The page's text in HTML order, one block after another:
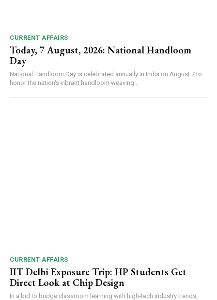
CURRENT AFFAIRS
Today, 7 August, 2026: National Handloom
Day
National Handloom Day is celebrated annually in India on August 7 to
honor the nation's vibrant handloom weaving...
CURRENT AFFAIRS
IIT Delhi Exposure Trip: HP Students Get
Direct Look at Chip Design
In a bid to bridge classroom learning with high-tech industry trends,